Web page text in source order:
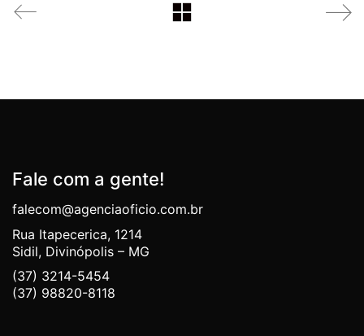
Fale com a gente!
falecom@agenciaoficio.com.br
Rua Itapecerica, 1214
Sidil, Divinópolis – MG
(37) 3214-5454
(37) 98820-8118